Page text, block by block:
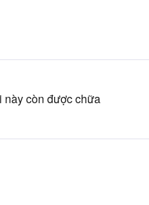
này còn được chữa